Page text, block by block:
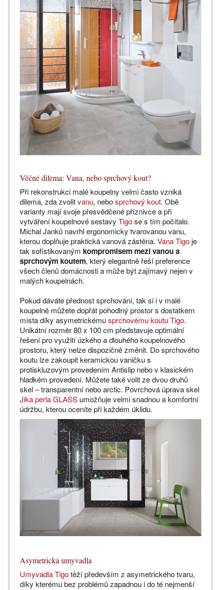
Věčné dilema: Vana, nebo sprchový kout?
Při rekonstrukci malé koupelny velmi často vzniká
dilema, zda zvolitvanu, nebosprchový kout. Obě
varianty mají svoje přesvědčené příznivce a při
vytváření koupelnové sestavy Tigose s tím počítalo.
Michal Janků navrhl ergonomicky tvarovanou vanu,
kterou doplňuje praktická vanová zástěna. Vana Tigo je
tak sofistikovaným kompromisem mezi vanou a
sprchovým koutem, který elegantně řeší preference
všech členů domácnosti a může být zajímavý nejen v
malých koupelnách.
Pokud dáváte přednost sprchování, tak si i v malé
koupelně můžete dopřát pohodlný prostor s dostatkem
místa díky asymetrickémusprchovému koutu Tigo.
Unikátní rozměr 80 x 100 cm představuje optimální
řešení pro využití úzkého a dlouhého koupelnového
prostoru, který nelze dispozičně změnit. Do sprchového
koutu lze zakoupit keramickou vaničku s
protiskluzovým provedením Antislip nebo v klasickém
hladkém provedení. Můžete také volit ze dvou druhů
skel – transparentní nebo arctic. Povrchová úprava skel
Jika perla GLASS umožňuje velmi snadnou a komfortní
údržbu, kterou oceníte při každém úklidu.
Asymetrická umyvadla
Umyvadla Tigotěží především z asymetrického tvaru,
díky kterému bez problémů zapadnou i do té nejmenší